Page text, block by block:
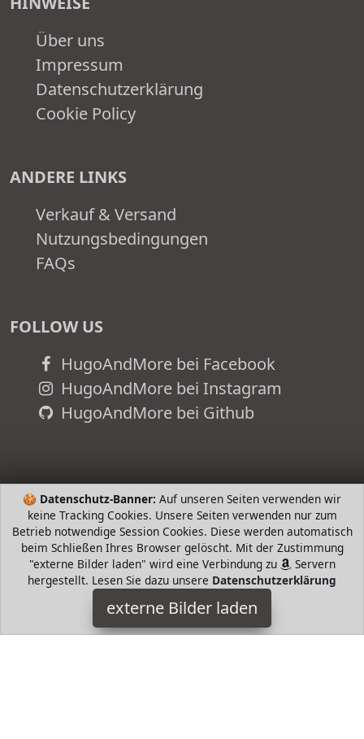
🍪 Datenschutz-Banner: Auf unseren Seiten verwenden wir
keine Tracking Cookies. Unsere Seiten verwenden nur zum
Betrieb notwendige Session Cookies. Diese werden automatisch
beim Schließen Ihres Browser gelöscht. Mit der Zustimmung
"externe Bilder laden" wird eine Verbindung zu
Servern
hergestellt. Lesen Sie dazu unsere Datenschutzerklärung
externe Bilder laden
Über uns
Impressum
Datenschutzerklärung
Cookie Policy
ANDERE LINKS
Verkauf & Versand
Nutzungsbedingungen
FAQs
FOLLOW US
HugoAndMore bei Facebook
HugoAndMore bei Instagram
HugoAndMore bei Github
Wenko
Haushaltswaren Topfhandschuhe im Punkte Design sind der